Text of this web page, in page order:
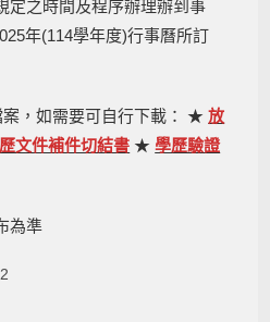
定之時間及程序辦理辦到事
年(114學年度)行事曆所訂
，如需要可自行下載： ★ 放
文件補件切結書 ★學歷驗證
為準